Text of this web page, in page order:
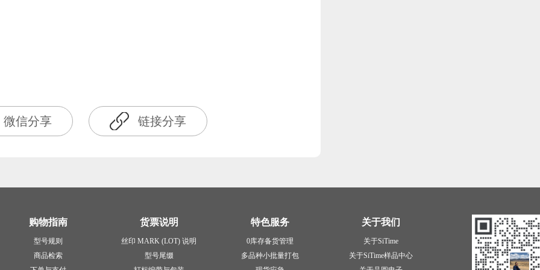
微信分享 链接分享
购物指南
型号规则
商品检索
货票说明
丝印 MARK (LOT) 说明
型号尾缀
特色服务
0库存备货管理
多品种小批量打包
关于我们
关于SiTime
关于SiTime样品中心